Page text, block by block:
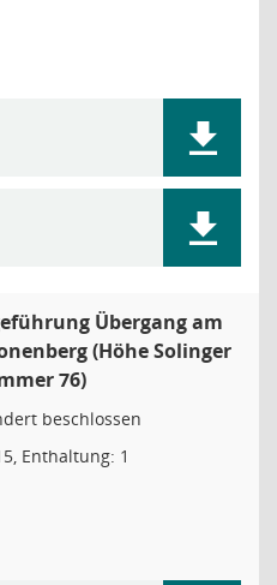
Übergang am
(Höhe Solinger
76)
beschlossen
Enthaltung: 1